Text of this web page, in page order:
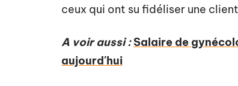
ceux qui ont su fidéliser une
A voir aussi : Salaire de
aujourd'hui